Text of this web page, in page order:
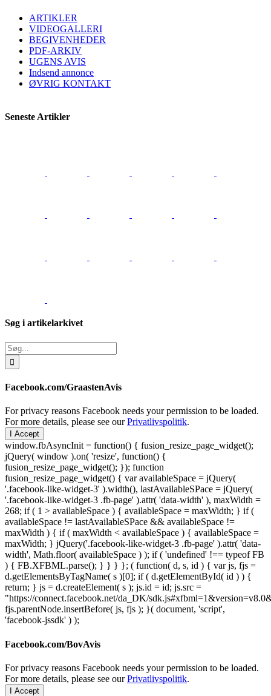
ARTIKLER
VIDEOGALLERI
BEGIVENHEDER
PDF-ARKIV
UGENS AVIS
Indsend annonce
ØVRIG KONTAKT
Seneste Artikler
Søg i artikelarkivet
Søg
efter:
Facebook.com/GraastenAvis
For privacy reasons Facebook needs your permission to be loaded.
For more details, please see ourPrivatlivspolitik.
I Accept
window.fbAsyncInit = function() { fusion_resize_page_widget();
jQuery( window ).on( 'resize', function() {
fusion_resize_page_widget(); }); function
fusion_resize_page_widget() { var availableSpace = jQuery(
'.facebook-like-widget-3' ).width(), lastAvailableSPace = jQuery(
'.facebook-like-widget-3 .fb-page' ).attr( 'data-width' ), maxWidth =
268; if ( 1 > availableSpace ) { availableSpace = maxWidth; } if (
availableSpace != lastAvailableSPace && availableSpace !=
maxWidth ) { if ( maxWidth < availableSpace ) { availableSpace =
maxWidth; } jQuery('.facebook-like-widget-3 .fb-page' ).attr( 'data-
width', Math.floor( availableSpace ) ); if ( 'undefined' !== typeof FB
) { FB.XFBML.parse(); } } } }; ( function( d, s, id ) { var js, fjs =
d.getElementsByTagName( s )[0]; if ( d.getElementById( id ) ) {
return; } js = d.createElement( s ); js.id = id; js.src =
"https://connect.facebook.net/da_DK/
fjs.parentNode.insertBefore( js, fjs ); }( document, 'script',
'facebook-jssdk' ) );
Facebook.com/BovAvis
For privacy reasons Facebook needs your permission to be loaded.
For more details, please see ourPrivatlivspolitik.
I Accept